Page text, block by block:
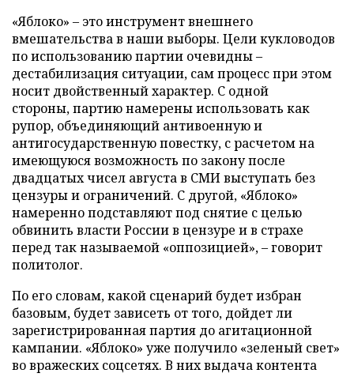
«Яблоко» – это инструмент внешнего
вмешательства в наши выборы. Цели кукловодов
по использованию партии очевидны –
дестабилизация ситуации, сам процесс при этом
носит двойственный характер. С одной
стороны, партию намерены использовать как
рупор, объединяющий антивоенную и
антигосударственную повестку, с расчетом на
имеющуюся возможность по закону после
двадцатых чисел августа в СМИ выступать без
цензуры и ограничений. С другой, «Яблоко»
намеренно подставляют под снятие с целью
обвинить власти России в цензуре и в страхе
перед так называемой «оппозицией», – говорит
политолог.
По его словам, какой сценарий будет избран
базовым, будет зависеть от того, дойдет ли
зарегистрированная партия до агитационной
кампании. «Яблоко» уже получило «зеленый свет»
во вражеских соцсетях. В них выдача контента